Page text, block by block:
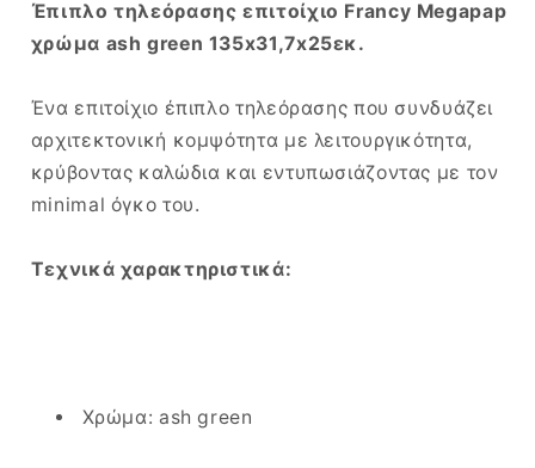
Έπιπλο τηλεόρασης επιτοίχιο Francy Megapap
χρώμα ash green 135x31,7x25εκ.
Ένα επιτοίχιο έπιπλο τηλεόρασης που συνδυάζει
αρχιτεκτονική κομψότητα με λειτουργικότητα,
κρύβοντας καλώδια και εντυπωσιάζοντας με τον
minimal όγκο του.
Τεχνικά χαρακτηριστικά:
Χρώμα: ash green